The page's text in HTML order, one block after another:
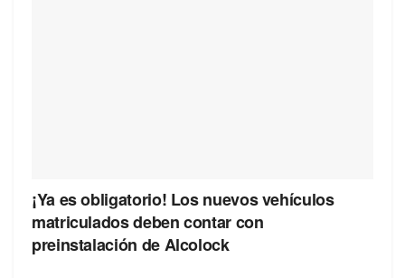
¡Ya es obligatorio! Los nuevos vehículos
matriculados deben contar con
preinstalación de Alcolock